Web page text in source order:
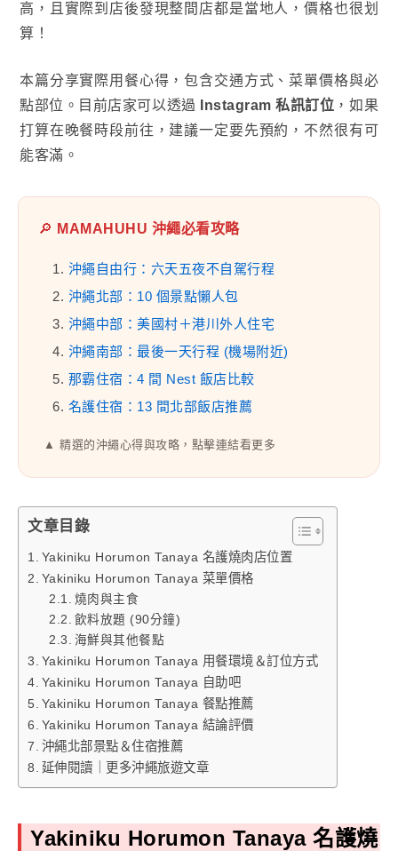
高，且實際到店後發現整間店都是當地人，價格也很划
算！
本篇分享實際用餐心得，包含交通方式、菜單價格與必
點部位。目前店家可以透過
Instagram 私訊訂位 ，如果
打算在晚餐時段前往，建議一定要先預約，不然很有可
能客滿。
🔎 MAMAHUHU 沖繩必看攻略
1. 沖繩自由行：六天五夜不自駕行程
2. 沖繩北部：10 個景點懶人包
3. 沖繩中部：美國村＋港川外人住宅
4. 沖繩南部：最後一天行程 (機場附近)
5. 那霸住宿：4 間 Nest 飯店比較
6. 名護住宿：13 間北部飯店推薦
▲ 精選的沖繩心得與攻略，點擊連結看更多
文章目錄
Yakiniku Horumon Tanaya 名護燒肉店位置
Yakiniku Horumon Tanaya 菜單價格
燒肉與主食
飲料放題 (90分鐘)
海鮮與其他餐點
Yakiniku Horumon Tanaya 用餐環境＆訂位方式
Yakiniku Horumon Tanaya 自助吧
Yakiniku Horumon Tanaya 餐點推薦
Yakiniku Horumon Tanaya 結論評價
沖繩北部景點＆住宿推薦
延伸閱讀｜更多沖繩旅遊文章
Yakiniku Horumon Tanaya 名護燒